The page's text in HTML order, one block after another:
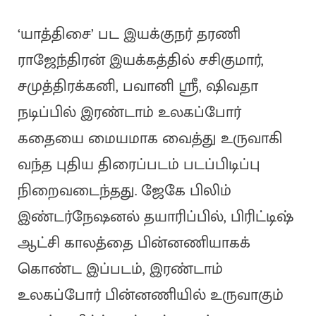
‘யாத்திசை’ பட இயக்குநர் தரணி
ராஜேந்திரன் இயக்கத்தில் சசிகுமார்,
சமுத்திரக்கனி, பவானி ஸ்ரீ, ஷிவதா
நடிப்பில் இரண்டாம் உலகப்போர்
கதையை மையமாக வைத்து உருவாகி
வந்த புதிய திரைப்படம் படப்பிடிப்பு
நிறைவடைந்தது. ஜேகே பிலிம்
இண்டர்நேஷனல் தயாரிப்பில், பிரிட்டிஷ்
ஆட்சி காலத்தை பின்னணியாகக்
கொண்ட இப்படம், இரண்டாம்
உலகப்போர் பின்னணியில் உருவாகும்